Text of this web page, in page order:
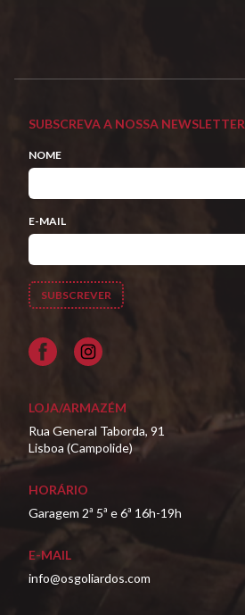
SUBSCREVA A NOSSA NEWSLETTER
NOME
E-MAIL
Facebook
LOJA/ARMAZÉM
Rua General Taborda, 91
Lisboa (Campolide)
HORÁRIO
Garagem 2ª 5ª e 6ª 16h-19h
E-MAIL
info@osgoliardos.com